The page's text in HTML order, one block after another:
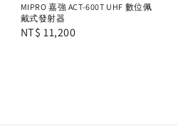
MIPRO 嘉強 ACT-600T UHF 數位佩
戴式發射器
Regular
NT$ 11,200